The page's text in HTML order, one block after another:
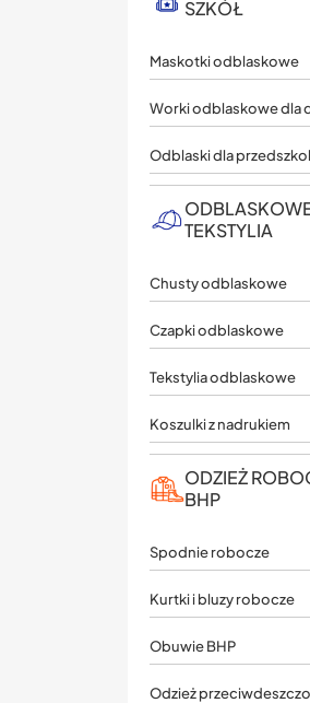
SZKÓŁ
Maskotki odblaskowe
Worki odblaskowe dla
Odblaski dla
TEKSTYLIA
Chusty odblaskowe
Czapki odblaskowe
Tekstylia odblaskowe
Koszulki z nadrukiem
ODZIEŻ
BHP
Spodnie robocze
Kurtki i bluzy robocze
Obuwie BHP
Odzież